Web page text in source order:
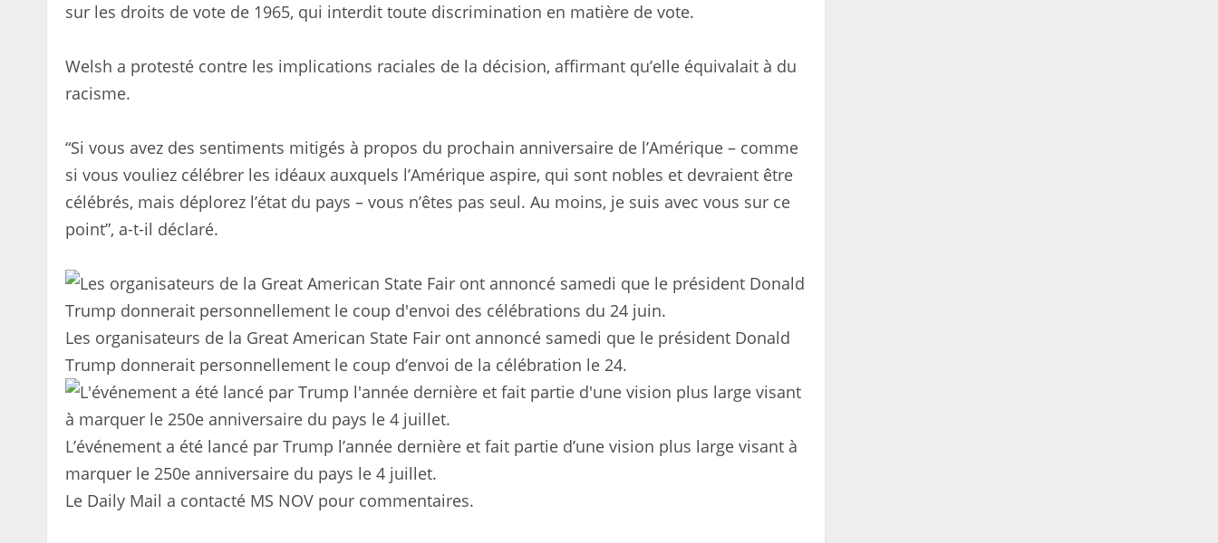
sur les droits de vote de 1965, qui interdit toute discrimination en matière de vote.
Welsh a protesté contre les implications raciales de la décision, affirmant qu’elle équivalait à du
racisme.
“Si vous avez des sentiments mitigés à propos du prochain anniversaire de l’Amérique – comme
si vous vouliez célébrer les idéaux auxquels l’Amérique aspire, qui sont nobles et devraient être
célébrés, mais déplorez l’état du pays – vous n’êtes pas seul. Au moins, je suis avec vous sur ce
point”, a-t-il déclaré.
Les organisateurs de la Great American State Fair ont annoncé samedi que le président Donald
Trump donnerait personnellement le coup d’envoi de la célébration le 24.
L’événement a été lancé par Trump l’année dernière et fait partie d’une vision plus large visant à
marquer le 250e anniversaire du pays le 4 juillet.
Le Daily Mail a contacté MS NOV pour commentaires.